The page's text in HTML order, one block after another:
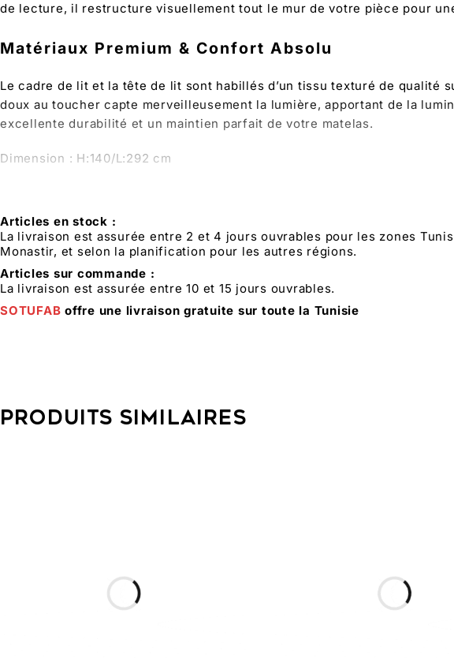
de lecture, il restructure visuellement tout le mur de votre pièce pour
Matériaux Premium & Confort Absolu
Le cadre de lit et la tête de lit sont habillés d’un tissu texturé de
doux au toucher capte merveilleusement la lumière, apportant de la
excellente durabilité et un maintien parfait de votre matelas.
Dimension : H:140/L:292 cm
Articles en stock :
La livraison est assurée entre 2 et 4 jours ouvrables pour les zones
Monastir, et selon la planification pour les autres régions.
Articles sur commande :
La livraison est assurée entre 10 et 15 jours ouvrables.
SOTUFAB offre une livraison gratuite sur toute la Tunisie
PRODUITS SIMILAIRES